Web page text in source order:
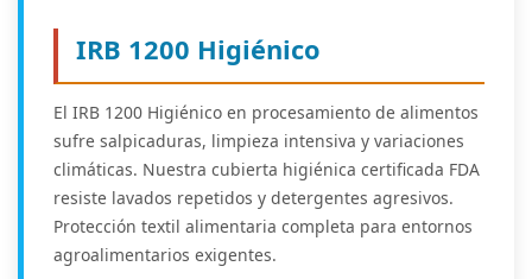
IRB 1200 Higiénico
El IRB 1200 Higiénico en procesamiento de alimentos
sufre salpicaduras, limpieza intensiva y variaciones
climáticas. Nuestra cubierta higiénica certificada FDA
resiste lavados repetidos y detergentes agresivos.
Protección textil alimentaria completa para entornos
agroalimentarios exigentes.